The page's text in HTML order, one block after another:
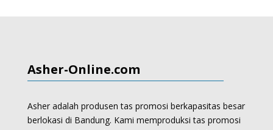
Asher-Online.com
Asher adalah produsen tas promosi berkapasitas besar
berlokasi di Bandung. Kami memproduksitas promosi